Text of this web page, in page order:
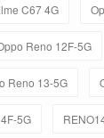
C67 4G
Reno 12F-5G
Reno 13-5G
5G